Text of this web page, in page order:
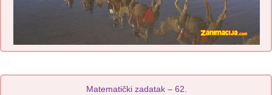
Matematički zadatak – 62.